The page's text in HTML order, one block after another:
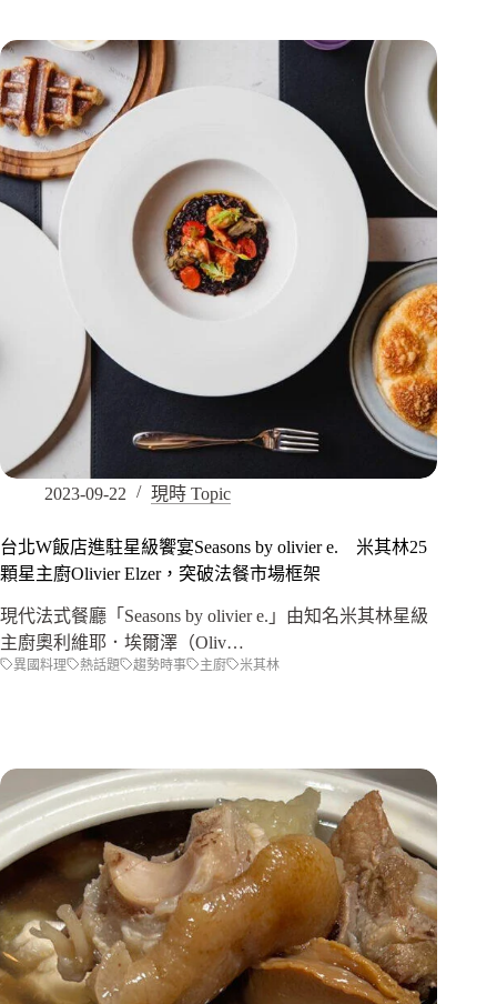
2023-09-22 現時 Topic
台北W飯店進駐星級饗宴Seasons by olivier e. 米其林25
顆星主廚Olivier Elzer，突破法餐市場框架
現代法式餐廳「Seasons by olivier e.」由知名米其林星級
主廚奧利維耶．埃爾澤（Oliv…
異國料理 熱話題 趨勢時事 主廚 米其林